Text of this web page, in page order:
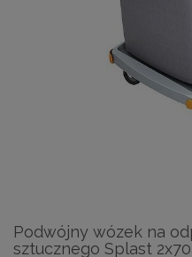
Podwójny wózek na
sztucznego Splast